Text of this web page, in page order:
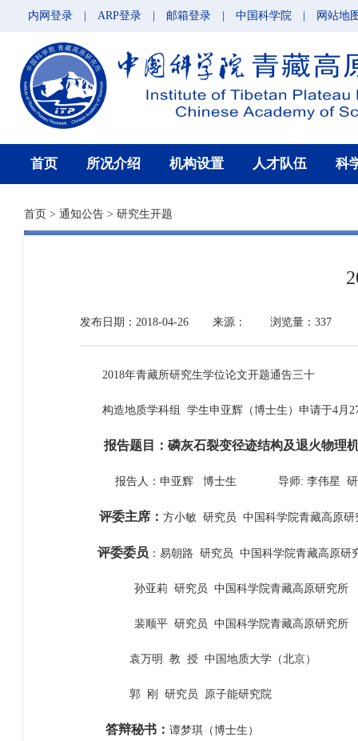
内网登录 ARP登录 邮箱登录 中国科学院 网站地
首页 所况介绍 机构设置 人才队伍 科
首页 > 通知公告 > 研究生开题
发布日期：2018-04-26 来源： 浏览量：337
2018年青藏所研究生学位论文开题通告三十
构造地质学科组 学生申亚辉（博士生）申请于4月27
报告题目：磷灰石裂变径迹结构及退火物理
报告人：申亚辉 博士生 导师: 李伟星 研
评委主席： 方小敏 研究员 中国科学院青藏高原研
评委委员 ：易朝路 研究员 中国科学院青藏高原研
孙亚莉 研究员 中国科学院青藏高原研究所
裴顺平 研究员 中国科学院青藏高原研究所
袁万明 教 授 中国地质大学（北京）
郭 刚 研究员 原子能研究院
答辩秘书： 谭梦琪（博士生）